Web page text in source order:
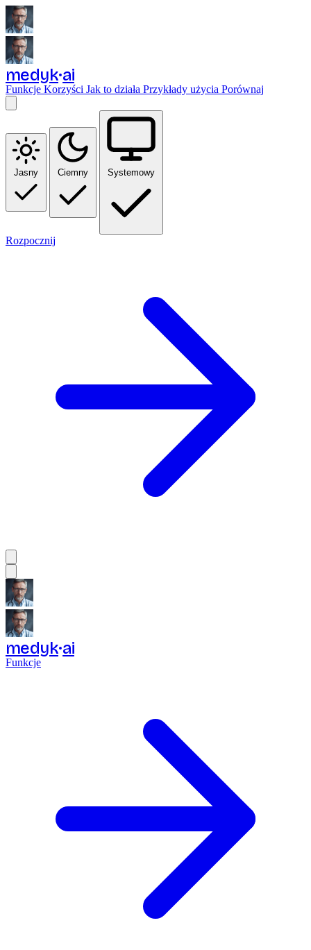
medyk ai
Funkcje Korzyści Jak to działa Przykłady użycia Porównaj
Jasny Ciemny Systemowy
Rozpocznij
medyk ai
Funkcje